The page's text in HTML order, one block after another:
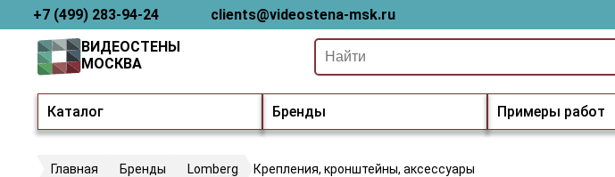
+7 (499) 283-94-24 clients@videostena-msk.ru
Каталог Бренды Примеры работ
ВИДЕОСТЕНЫ
МОСКВА
Главная Бренды Lomberg Крепления, кронштейны, аксессуары